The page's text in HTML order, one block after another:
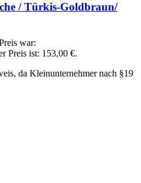
/ Türkis-Goldbraun/
war:
Preis ist: 153,00 €.
da Kleinunternehmer nach §19